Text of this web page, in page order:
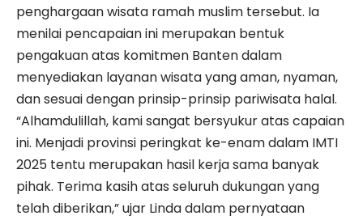
penghargaan wisata ramah muslim tersebut. Ia
menilai pencapaian ini merupakan bentuk
pengakuan atas komitmen Banten dalam
menyediakan layanan wisata yang aman, nyaman,
dan sesuai dengan prinsip-prinsip pariwisata halal.
“Alhamdulillah, kami sangat bersyukur atas capaian
ini. Menjadi provinsi peringkat ke-enam dalam IMTI
2025 tentu merupakan hasil kerja sama banyak
pihak. Terima kasih atas seluruh dukungan yang
telah diberikan,” ujar Linda dalam pernyataan